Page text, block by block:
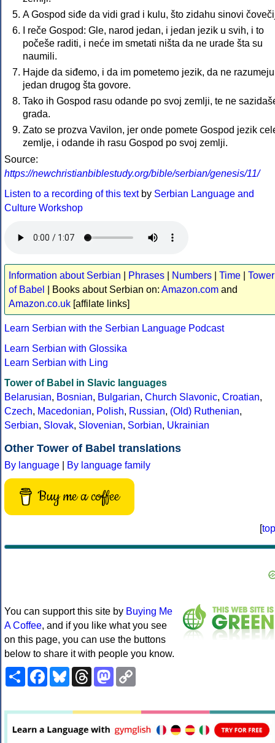
A Gospod siđe da vidi grad i kulu, što zidahu sinovi
I reče Gospod: Gle, narod jedan, i jedan jezik u svih, i to
počeše raditi, i neće im smetati ništa da ne urade šta su
naumili.
Hajde da siđemo, i da im pometemo jezik, da ne razumeju
jedan drugog šta govore.
Tako ih Gospod rasu odande po svoj zemlji, te ne
grada.
Zato se prozva Vavilon, jer onde pomete Gospod jezik
zemlje, i odande ih rasu Gospod po svoj zemlji.
Source:
https://newchristianbiblestudy.org/bible/serbian/genesis/11/
Listen to a recording of this textby Serbian Language and
Culture Workshop
Information about Serbian Phrases Numbers Time
Tower
of Babel
| Books about Serbian on: Amazon.com and
Amazon.co.uk [affilate links]
Learn Serbian with the Serbian Language Podcast
Learn Serbian with Glossika
Learn Serbian with Ling
Tower of Babel in Slavic languages
Belarusian, Bosnian, Bulgarian, Church Slavonic, Croatian,
Czech, Macedonian, Polish, Russian, (Old) Ruthenian,
Serbian, Slovak, Slovenian, Sorbian, Ukrainian
Other Tower of Babel translations
By language By language family
Buy me a coffee
[top
You can support this site by Buying Me
A Coffee, and if you like what you see
on this page, you can use the buttons
below to share it with people you know.
ShareFacebookBlueskyThreadsMastodon